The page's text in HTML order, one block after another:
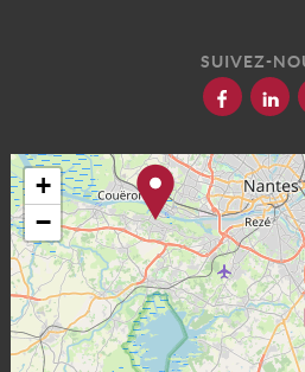
SUIVEZ-
+
−